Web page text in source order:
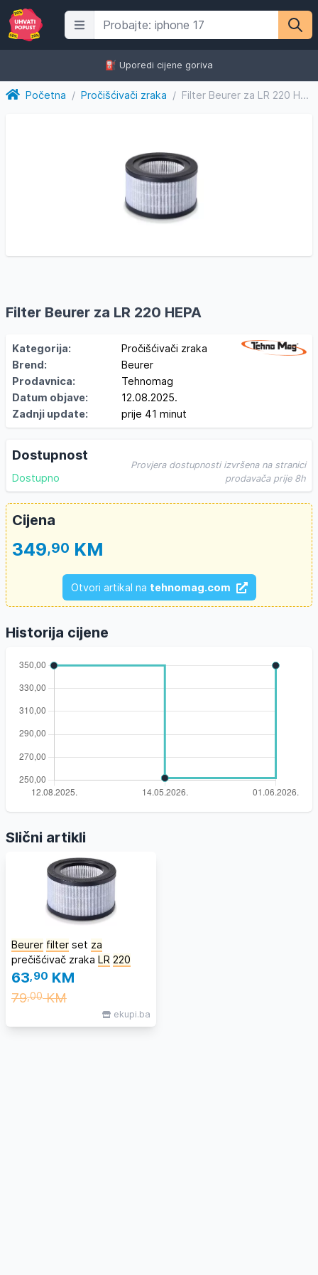
⛽️ Uporedi cijene goriva
Početna / Pročišćivači zraka / Filter Beurer za LR 220 HEPA
Filter Beurer za LR 220 HEPA
Kategorija:
Pročišćivači zraka
Brend:
Beurer
Prodavnica:
Tehnomag
Datum objave:
12.08.2025.
Zadnji update:
prije 41 minut
Dostupnost
Dostupno
Provjera dostupnosti izvršena na stranici
prodavača prije 8h
Cijena
349,90 KM
Otvori artikal na tehnomag.com
Historija cijene
Slični artikli
Beurer filter set za
prečišćivač zraka LR 220
63,90 KM
79,00KM
ekupi.ba